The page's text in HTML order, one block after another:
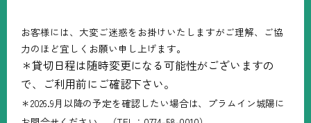
お客様には、大変ご迷惑をお掛けいたしますがご理解、ご協
力のほど宜しくお願い申し上げます。
＊貸切日程は随時変更になる可能性がございますの
で、ご利用前にご確認下さい。
＊2026.9月以降の予定を確認したい場合は、プラムイン城陽に